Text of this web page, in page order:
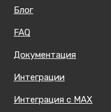
Блог
FAQ
Интеграции
Интеграция с MAX
Документация